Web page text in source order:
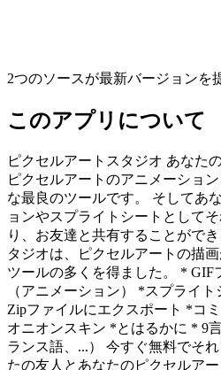
2つのソースが最新バージョンを
このアプリについて
ピクセルアートスタジオ あなた
ピクセルアートのアニメーショ
な最良のツールです。 そしてあ
ョンやスプライトシートとして
り、お友達と共有することがで
タジオは、ピクセルアートの描
ツールの多くを得ました。 * GIF
（アニメーション） *スプライ
Zipファイルにエクスポート *コ
オニオンスキン *とはるかに * 9
ランス語、...） 今すぐ無料でそ
たの友人とあなたのピクセルア